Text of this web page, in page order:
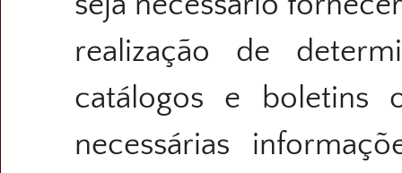
realização de
catálogos e boletins
necessárias